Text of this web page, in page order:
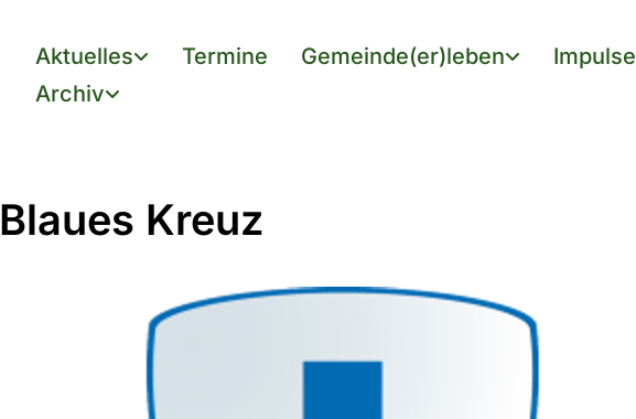
Aktuelles Termine Gemeinde(er)leben Impulse
Archiv
Blaues Kreuz